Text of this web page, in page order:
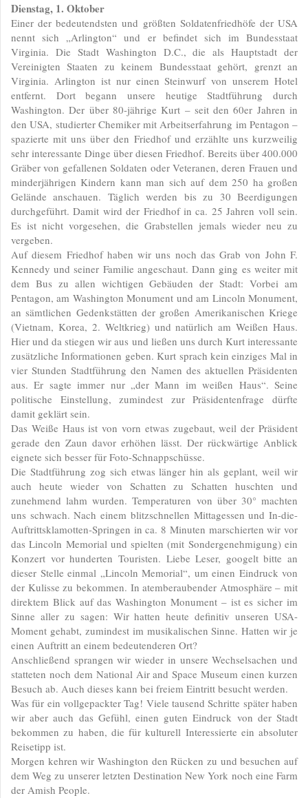
Dienstag, 1. Oktober
Einer der bedeutendsten und größten Soldatenfriedhöfe der USA
nennt sich „Arlington“ und er befindet sich im Bundesstaat
Virginia. Die Stadt Washington D.C., die als Hauptstadt der
Vereinigten Staaten zu keinem Bundesstaat gehört, grenzt an
Virginia. Arlington ist nur einen Steinwurf von unserem Hotel
entfernt. Dort begann unsere heutige Stadtführung durch
Washington. Der über 80-jährige Kurt – seit den 60er Jahren in
den USA, studierter Chemiker mit Arbeitserfahrung im Pentagon –
spazierte mit uns über den Friedhof und erzählte uns kurzweilig
sehr interessante Dinge über diesen Friedhof. Bereits über 400.000
Gräber von gefallenen Soldaten oder Veteranen, deren Frauen und
minderjährigen Kindern kann man sich auf dem 250 ha großen
Gelände anschauen. Täglich werden bis zu 30 Beerdigungen
durchgeführt. Damit wird der Friedhof in ca. 25 Jahren voll sein.
Es ist nicht vorgesehen, die Grabstellen jemals wieder neu zu
vergeben.
Auf diesem Friedhof haben wir uns noch das Grab von John F.
Kennedy und seiner Familie angeschaut. Dann ging es weiter mit
dem Bus zu allen wichtigen Gebäuden der Stadt: Vorbei am
Pentagon, am Washington Monument und am Lincoln Monument,
an sämtlichen Gedenkstätten der großen Amerikanischen Kriege
(Vietnam, Korea, 2. Weltkrieg) und natürlich am Weißen Haus.
Hier und da stiegen wir aus und ließen uns durch Kurt interessante
zusätzliche Informationen geben. Kurt sprach kein einziges Mal in
vier Stunden Stadtführung den Namen des aktuellen Präsidenten
aus. Er sagte immer nur „der Mann im weißen Haus“. Seine
politische Einstellung, zumindest zur Präsidentenfrage dürfte
damit geklärt sein.
Das Weiße Haus ist von vorn etwas zugebaut, weil der Präsident
gerade den Zaun davor erhöhen lässt. Der rückwärtige Anblick
eignete sich besser für Foto-Schnappschüsse.
Die Stadtführung zog sich etwas länger hin als geplant, weil wir
auch heute wieder von Schatten zu Schatten huschten und
zunehmend lahm wurden. Temperaturen von über 30° machten
uns schwach. Nach einem blitzschnellen Mittagessen und In-die-
Auftrittsklamotten-Springen in ca. 8 Minuten marschierten wir vor
das Lincoln Memorial und spielten (mit Sondergenehmigung) ein
Konzert vor hunderten Touristen. Liebe Leser, googelt bitte an
dieser Stelle einmal „Lincoln Memorial“, um einen Eindruck von
der Kulisse zu bekommen. In atemberaubender Atmosphäre – mit
direktem Blick auf das Washington Monument – ist es sicher im
Sinne aller zu sagen: Wir hatten heute definitiv unseren USA-
Moment gehabt, zumindest im musikalischen Sinne. Hatten wir je
einen Auftritt an einem bedeutenderen Ort?
Anschließend sprangen wir wieder in unsere Wechselsachen und
statteten noch dem National Air and Space Museum einen kurzen
Besuch ab. Auch dieses kann bei freiem Eintritt besucht werden.
Was für ein vollgepackter Tag! Viele tausend Schritte später haben
wir aber auch das Gefühl, einen guten Eindruck von der Stadt
bekommen zu haben, die für kulturell Interessierte ein absoluter
Reisetipp ist.
Morgen kehren wir Washington den Rücken zu und besuchen auf
dem Weg zu unserer letzten Destination New York noch eine Farm
der Amish People.